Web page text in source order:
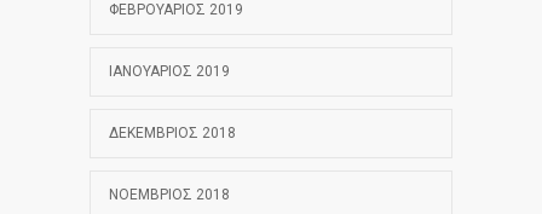
ΦΕΒΡΟΥΆΡΙΟΣ 2019
ΙΑΝΟΥΆΡΙΟΣ 2019
ΔΕΚΈΜΒΡΙΟΣ 2018
ΝΟΈΜΒΡΙΟΣ 2018